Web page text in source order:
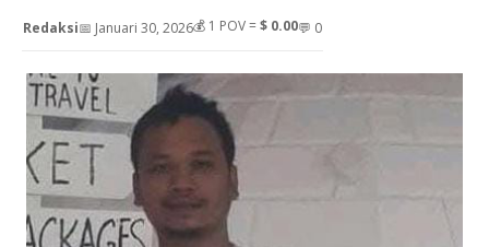
Redaksi📅 Januari 30, 2026💰 1 POV = $ 0.00💬 0